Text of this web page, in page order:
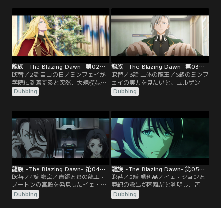
動きつつも、同級生の少女・ウェン
ウェンへの想いを断ち切れず決心が
つかないミンフェイ。そこへ入学の
勧誘にきた先輩女子・ノノがある提
案を持ち掛ける。
は龍と戦ってきた長い歴史があっ
た。そして、学院に集められた学生
は今もまだ生き残っている龍を滅ぼ
すことを宿命づけられた「龍殺しの
使命」を背負っているのだという。
龍族 -The Blazing Dawn- 第02話／吹替
吹替／2話 自由の日／ミンフェイが
学院に到着すると突然、大規模な戦
闘に巻き込まれる。怯えていたミン
フェイだが目の前でノノが撃たれた
始する。この二人こそ学院の二大勢
力である獅子心会と学生自治会のリ
ーダー、チュー・ズーハンとシーザ
ー・ガットゥーゾであった。
Dubbing
龍族 -The Blazing Dawn- 第03話／吹替
吹替／3話 二体の龍王／S級のミンフ
ェイの実力を見たいと、ユルゲン教
授は最高位の龍文＜皇帝＞を聞かせ
るがミンフェイは反応を示さない。
子孫は滅んだと言われていた。教授
たちはミンフェイが白龍王の末裔で
はないかと仮説を立てる。
Dubbing
龍族 -The Blazing Dawn- 第04話／吹替
吹替／4話 龍宮／青銅と炎の龍王・
ノートンの宮殿を発見したイェ・シ
ョンと亜紀は、龍骨を持ち出そうと
中に入るが逆に閉じ込められてしま
Dubbing
龍族 -The Blazing Dawn- 第05話／吹替
吹替／5話 戦利品／イェ・ションと
亜紀の救出が困難だと判明し、苦渋
の選択を迫られるラース教授。やむ
なく撤退しようとした時、亜紀が真
Dubbing